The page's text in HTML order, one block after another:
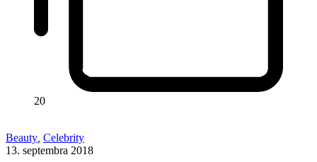
20
Beauty Celebrity
13. septembra 2018